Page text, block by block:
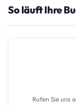
So läuft Ihre
Rufen Sie uns